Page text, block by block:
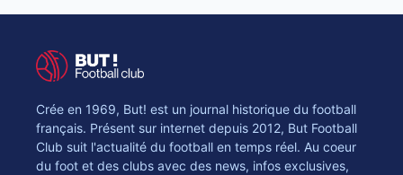
Crée en 1969, But! est un journal historique du football
français. Présent sur internet depuis 2012, But Football
Club suit l'actualité du football en temps réel. Au coeur
du foot et des clubs avec des news, infos exclusives,